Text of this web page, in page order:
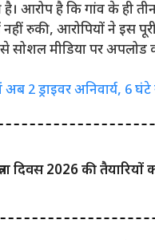
है। आरोप है कि गांव के
रुकी, आरोपियों ने इस
सोशल मीडिया पर अपलोड
2 ड्राइवर अनिवार्य, 6
दिवस 2026 की